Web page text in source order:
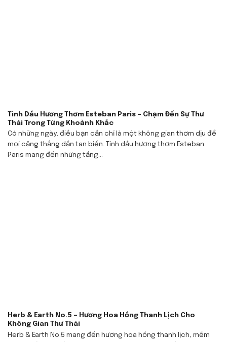
Tinh Dầu Hương Thơm Esteban Paris – Chạm Đến Sự Thư
Thái Trong Từng Khoảnh Khắc
Có những ngày, điều bạn cần chỉ là một không gian thơm dịu để
mọi căng thẳng dần tan biến. Tinh dầu hương thơm Esteban
Paris mang đến những tầng...
Herb & Earth No.5 – Hương Hoa Hồng Thanh Lịch Cho
Không Gian Thư Thái
Herb & Earth No.5 mang đến hương hoa hồng thanh lịch, mềm